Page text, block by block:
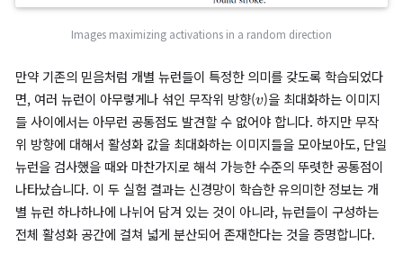
v
과는 아래와 같습니다.
x′=argmaxx∈I⟨ϕ(x),v⟩
v
: 활성화 공간 내의 임의의 무작위 방향 벡터